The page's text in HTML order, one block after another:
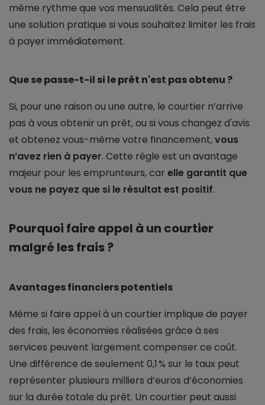
même rythme que vos mensualités. Cela peut être
une solution pratique si vous souhaitez limiter les frais
à payer immédiatement.
Que se passe-t-il si le prêt n'est pas obtenu ?
Si, pour une raison ou une autre, le courtier n’arrive
pas à vous obtenir un prêt, ou si vous changez d'avis
et obtenez vous-même votre financement,vous
n’avez rien à payer. Cette règle est un avantage
majeur pour les emprunteurs, car elle garantit que
vous ne payez que si le résultat est positif.
Pourquoi faire appel à un courtier
malgré les frais ?
Avantages financiers potentiels
Même si faire appel à un courtier implique de payer
des frais, les économies réalisées grâce à ses
services peuvent largement compenser ce coût.
Une différence de seulement 0,1 % sur le taux peut
représenter plusieurs milliers d’euros d’économies
sur la durée totale du prêt. Un courtier peut aussi